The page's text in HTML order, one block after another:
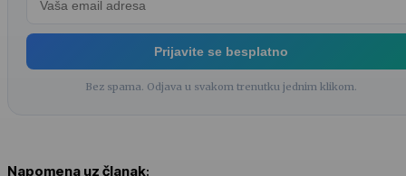
Prijavite se besplatno
Bez spama. Odjava u svakom trenutku jednim klikom.
Napomena uz članak: